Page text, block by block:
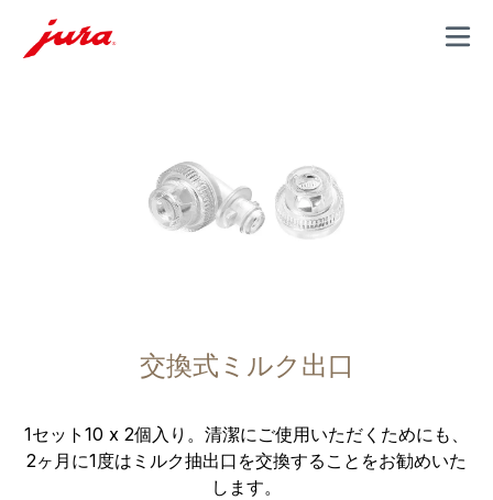
MENU
交換式ミルク出口
1セット10 x 2個入り。清潔にご使用いただくためにも、
2ヶ月に1度はミルク抽出口を交換することをお勧めいた
します。